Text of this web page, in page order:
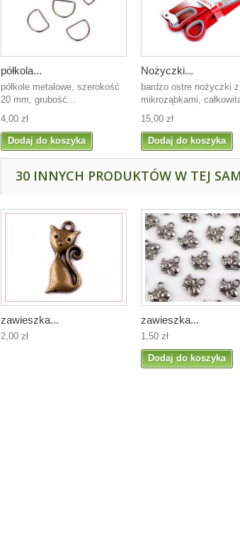
półkola...
półkole metalowe, szerokość
20 mm, grubość...
4,00 zł
Dodaj do koszyka
Nożyczki...
bardzo ostre nożyczki z
mikroząbkami,
15,00 zł
Dodaj do koszyka
30 INNYCH PRODUKTÓW W TEJ
zawieszka...
2,00 zł
zawieszka...
1,50 zł
Dodaj do koszyka